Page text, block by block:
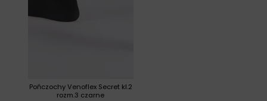
Pończochy Venoflex Secret kl.2
rozm.3 czarne